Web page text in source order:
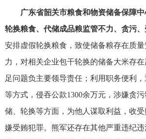
广东省韶关市粮食和物资储备保障
轮换粮食、代储成品粮监管不力、贪污、
安排虚假轮换粮食，致使储备粮存在质
力，对相关企业包干轮换的储备大米存
足问题负主要领导责任；利用职务便利
等方式，侵吞公款1300余万元，涉嫌贪
储、轮换等方面，为他人谋取利益，收
嫌受贿犯罪。熊军还存在其他严重违纪